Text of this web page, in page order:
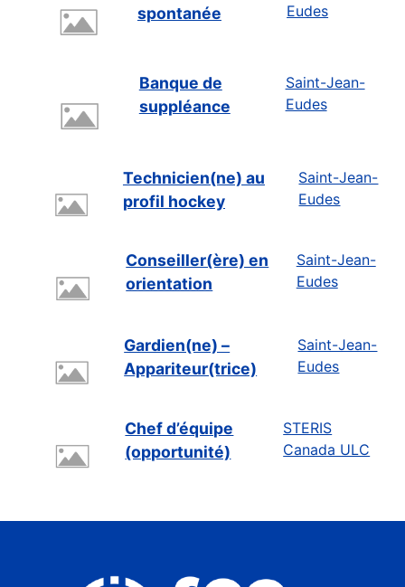
spontanée
Eudes
Banque de
suppléance
Saint-Jean-
Eudes
Technicien(ne) au
profil hockey
Saint-Jean-
Eudes
Conseiller(ère) en
orientation
Saint-Jean-
Eudes
Gardien(ne) –
Appariteur(trice)
Saint-Jean-
Eudes
Chef d’équipe
(opportunité)
STERIS
Canada ULC